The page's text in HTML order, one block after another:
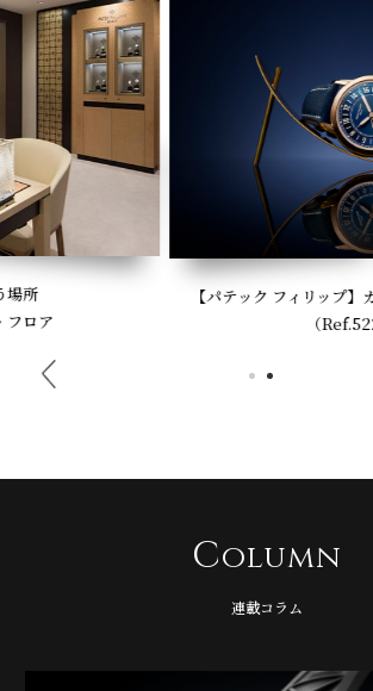
【パテック フィリップ】カラトラバ・ト
（Ref.5224R-001）
Column
連載コラム